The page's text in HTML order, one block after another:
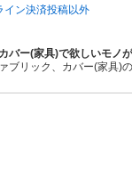
イン決済投稿以外
バー(家具)で欲しいモノ
ブリック、カバー(家具)